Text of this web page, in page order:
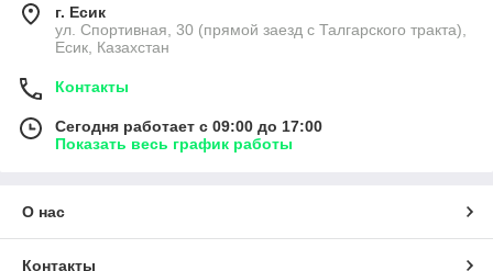
г. Есик
ул. Спортивная, 30 (прямой заезд с Талгарского тракта),
Есик, Казахстан
Контакты
Сегодня работает с 09:00 до 17:00
Показать весь график работы
О нас
Контакты